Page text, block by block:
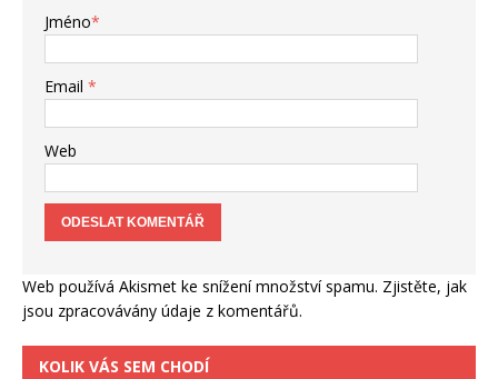
Jméno*
Email *
Web
Web používá Akismet ke snížení množství spamu. Zjistěte, jak
jsou zpracovávány údaje z komentářů.
KOLIK VÁS SEM CHODÍ